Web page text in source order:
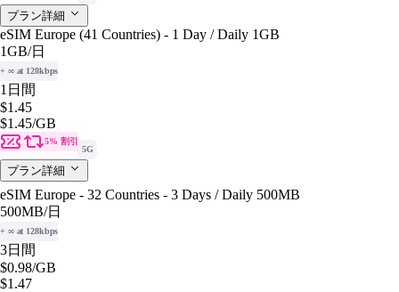
プラン詳細
eSIM Europe (41 Countries) - 1 Day / Daily 1GB
1GB/日
+ ∞ at 128kbps
1日間
$1.45
$1.45/GB
5% 割引
5G
プラン詳細
eSIM Europe - 32 Countries - 3 Days / Daily 500MB
500MB/日
+ ∞ at 128kbps
3日間
$0.98/GB
$1.47